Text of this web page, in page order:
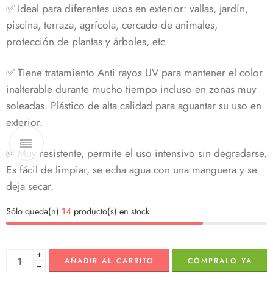
✅ Ideal para diferentes usos en exterior: vallas, jardín,
piscina, terraza, agrícola, cercado de animales,
protección de plantas y árboles, etc
✅ Tiene tratamiento Anti rayos UV para mantener el color
inalterable durante mucho tiempo incluso en zonas muy
soleadas. Plástico de alta calidad para aguantar su uso en
exterior.
✅ Muy resistente, permite el uso intensivo sin degradarse.
Es fácil de limpiar, se echa agua con una manguera y se
deja secar.
Sólo queda(n) 14 producto(s) en stock.
+
−
AÑADIR AL CARRITO CÓMPRALO YA